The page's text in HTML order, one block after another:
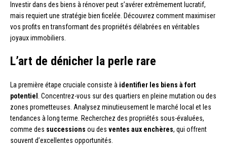
Investir dans des biens à rénover peut s’avérer extrêmement lucratif,
mais requiert une stratégie bien ficelée. Découvrez comment maximiser
vos profits en transformant des propriétés délabrées en véritables
joyaux immobiliers.
L’art de dénicher la perle rare
La première étape cruciale consiste à identifier les biens à fort
potentiel . Concentrez-vous sur des quartiers en pleine mutation ou des
zones prometteuses. Analysez minutieusement le marché local et les
tendances à long terme. Recherchez des propriétés sous-évaluées,
comme des successions ou des ventes aux enchères, qui offrent
souvent d’excellentes opportunités.